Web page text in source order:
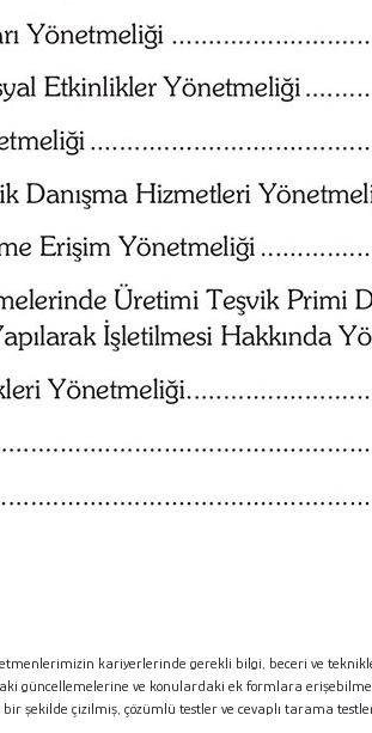
kariyerlerinde gerekli bilgi, beceri ve
güncellemelerine ve konulardaki ek formlara
şekilde çizilmiş, çözümlü testler ve cevaplı tarama